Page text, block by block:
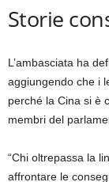
Storie
elenco
di
4
elementi
fine
dell’elenco
L’ambasciata ha
aggiungendo che i
perché la Cina si è
membri del
“Chi oltrepassa la
affrontare le